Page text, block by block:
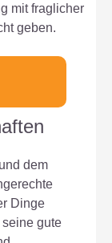
mit fraglicher
geben.
dem
Dinge
seine gute